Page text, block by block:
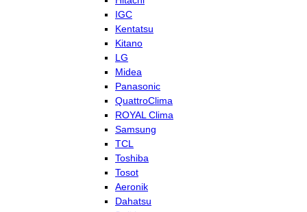
IGC
Kentatsu
Kitano
LG
Midea
Panasonic
QuattroClima
ROYAL Clima
Samsung
TCL
Toshiba
Tosot
Aeronik
Dahatsu